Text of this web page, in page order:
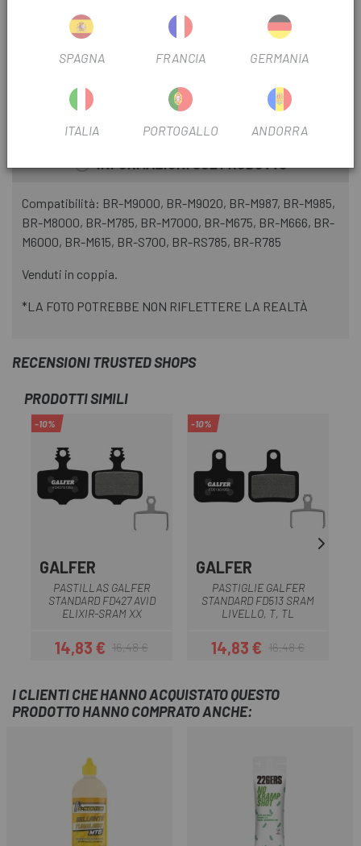
FILTRO FRENO
USA FILTRO Montagna
FILTRO PISTONI
INFORMAZIONI SUL PRODOTTO
Compatibilità: BR-M9000, BR-M9020, BR-M987, BR-M985,
BR-M8000, BR-M785, BR-M7000, BR-M675, BR-M666, BR-
M6000, BR-M615, BR-S700, BR-RS785, BR-R785
Venduti in coppia.
*LA FOTO POTREBBE NON RIFLETTERE LA REALTÀ
RECENSIONI TRUSTED SHOPS
PRODOTTI SIMILI
-10%
GALFER
PASTILLAS GALFER
STANDARD FD427 AVID
ELIXIR-SRAM XX
Prezzo
14,83 €Prezzo base
16,48 €
-10%
GALFER
PASTIGLIE GALFER
STANDARD FD513 SRAM
LIVELLO, T, TL
Prezzo
14,83 €Prezzo base
16,48 €
I CLIENTI CHE HANNO ACQUISTATO QUESTO
PRODOTTO HANNO COMPRATO ANCHE:
SPAGNA FRANCIA GERMANIA
ITALIA PORTOGALLO ANDORRA